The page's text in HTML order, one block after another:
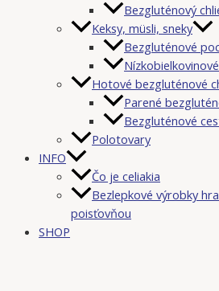
Bezgluténový
Keksy, müsli, sneky
Bezgluténové
Hotové bezgluténové
Parené
Bezgluténové
Polotovary
INFO
Čo je celiakia
Bezlepkové výrobky
poisťovňou
SHOP